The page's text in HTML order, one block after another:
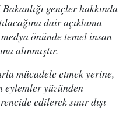
gençler hakkında
dair açıklama
önünde temel insan
alınmıştır.
mücadele etmek yerine,
yüzünden
edilerek sınır dışı